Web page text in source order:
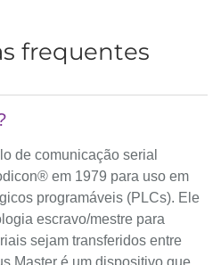
frequentes
de comunicação serial
em 1979 para uso em
programáveis (PLCs). Ele
escravo/mestre para
sejam transferidos entre
Master é um dispositivo que